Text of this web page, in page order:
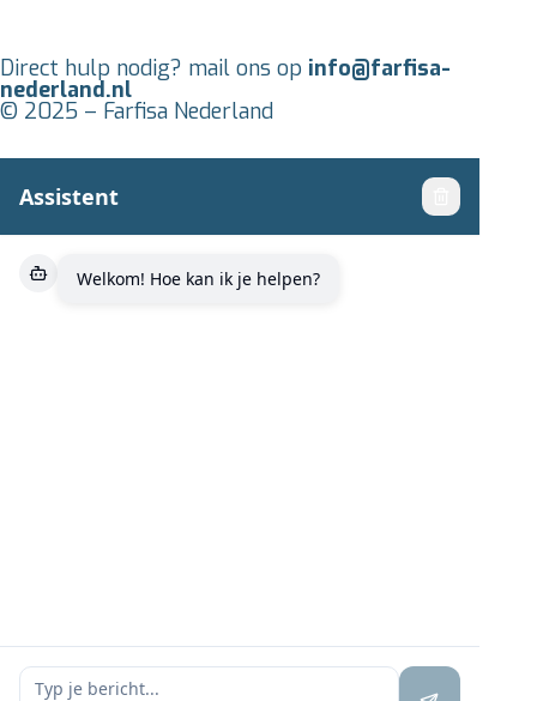
Direct hulp nodig? mail ons op info@farfisa-
nederland.nl
© 2025 – Farfisa Nederland